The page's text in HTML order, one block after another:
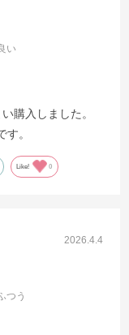
い
購入しました。
。
Like! 0
2026.4.4
つう